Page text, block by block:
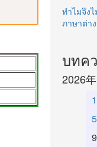
ทำไมจึง
ภาษาต่า
บทค
2026年